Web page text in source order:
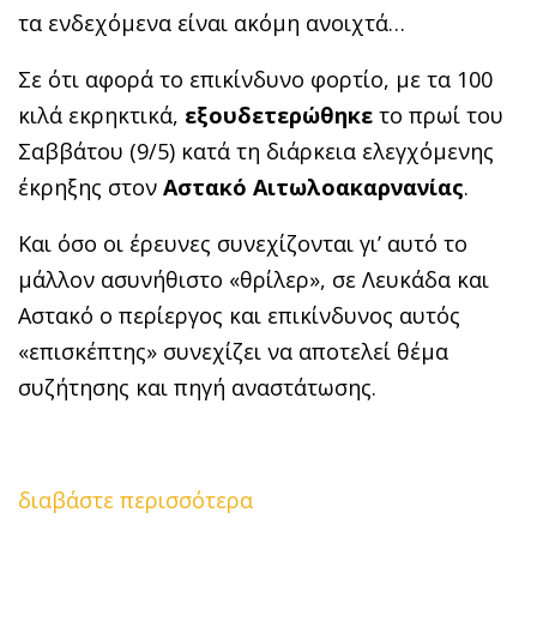
τα ενδεχόμενα είναι ακόμη ανοιχτά…
Σε ότι αφορά το επικίνδυνο φορτίο, με τα 100
κιλά εκρηκτικά, εξουδετερώθηκε το πρωί του
Σαββάτου (9/5) κατά τη διάρκεια ελεγχόμενης
έκρηξης στον Αστακό Αιτωλοακαρνανίας.
Και όσο οι έρευνες συνεχίζονται γι’ αυτό το
μάλλον ασυνήθιστο «θρίλερ», σε Λευκάδα και
Αστακό ο περίεργος και επικίνδυνος αυτός
«επισκέπτης» συνεχίζει να αποτελεί θέμα
συζήτησης και πηγή αναστάτωσης.
διαβάστε περισσότερα